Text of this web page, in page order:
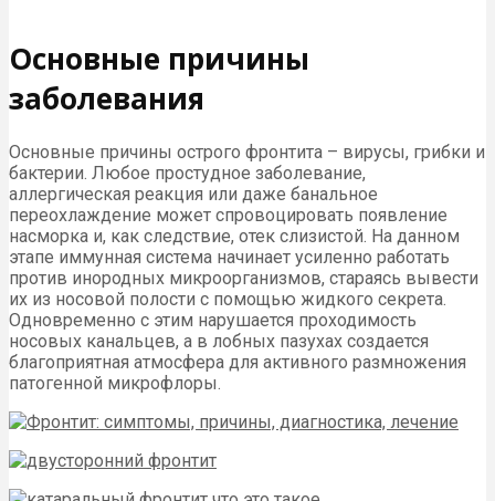
Основные причины
заболевания
Основные причины острого фронтита – вирусы, грибки и
бактерии. Любое простудное заболевание,
аллергическая реакция или даже банальное
переохлаждение может спровоцировать появление
насморка и, как следствие, отек слизистой. На данном
этапе иммунная система начинает усиленно работать
против инородных микроорганизмов, стараясь вывести
их из носовой полости с помощью жидкого секрета.
Одновременно с этим нарушается проходимость
носовых канальцев, а в лобных пазухах создается
благоприятная атмосфера для активного размножения
патогенной микрофлоры.